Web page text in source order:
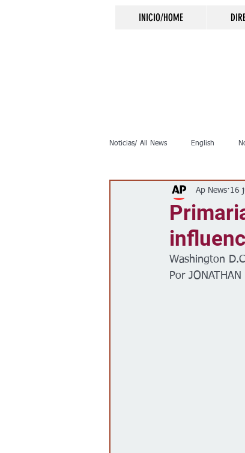
INICIO/HOME
Noticias/ All News English
Crimen
Ap News 16
Washington
Por